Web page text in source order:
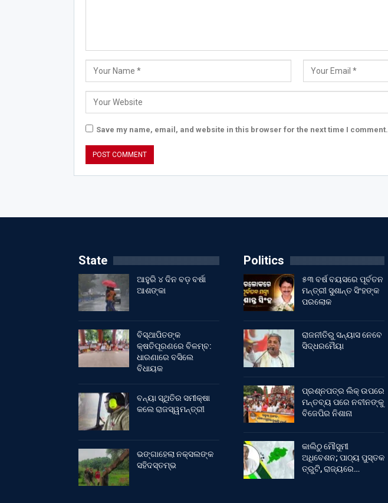
Save my name, email, and website in this browser for the next time I comment.
State
ଆହୁରି ୪ ଦିନ ବଡ଼ ବର୍ଷା
ଆଶଙ୍କା
ବିସ୍ଥାପିତଙ୍କ
କ୍ଷତିପୂରଣରେ ବିଳମ୍ବ:
ଧାରଣାରେ ବସିଲେ
ବିଧାୟକ
ବନ୍ୟା ସ୍ଥିତିର ସମୀକ୍ଷା
କଲେ ରାଜସ୍ୱମନ୍ତ୍ରୀ
ଭଙ୍ଗାହେଲା ନକ୍ସଲଙ୍କ
ସହିଦସ୍ତମ୍ଭ
Politics
୫୩ ବର୍ଷ ବୟସରେ ପୂର୍ବତନ
ମନ୍ତ୍ରୀ ସୁଶାନ୍ତ ସିଂହଙ୍କ
ପରଲୋକ
ରାଜନୀତିରୁ ସନ୍ୟାସ ନେବେ
ସିଦ୍ଧରମୈୟା
ପ୍ରଶ୍ନପତ୍ର ଲିକ୍ ଉପରେ
ମନ୍ତବ୍ୟ ପରେ ନବୀନଙ୍କୁ
ବିଜେପିର ନିଶାନା
କାଲିଠୁ ମୌସୁମୀ
ଅଧିବେଶନ; ପାଠ୍ୟ ପୁସ୍ତକ
ତ୍ରୁଟି, ରାଜ୍ୟରେ…